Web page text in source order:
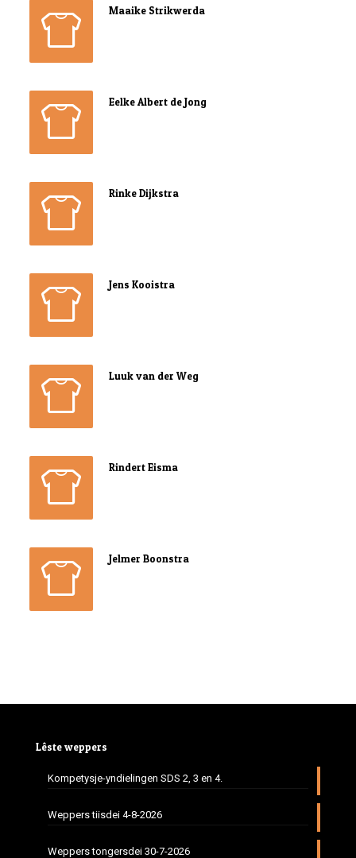
Maaike Strikwerda
Eelke Albert de Jong
Rinke Dijkstra
Jens Kooistra
Luuk van der Weg
Rindert Eisma
Jelmer Boonstra
Lêste weppers
Kompetysje-yndielingen SDS 2, 3 en 4.
Weppers tiisdei 4-8-2026
Weppers tongersdei 30-7-2026